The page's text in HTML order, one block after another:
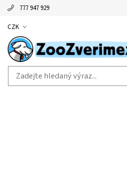
777 947 929
CZK